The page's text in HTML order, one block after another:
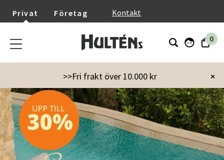
Privat Företag Kontakt
0
×
>>Fri frakt över 10.000 kr